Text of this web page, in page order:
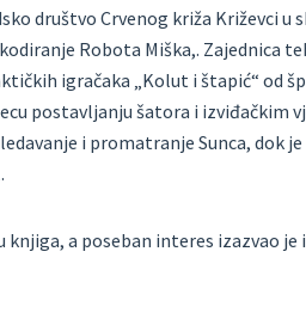
društvo Crvenog križa Križevci u
Robota Miška,. Zajednica
igračaka „Kolut i štapić“ od
postavljanju šatora i izviđačkim
i promatranje Sunca, dok je
a poseban interes izazvao je